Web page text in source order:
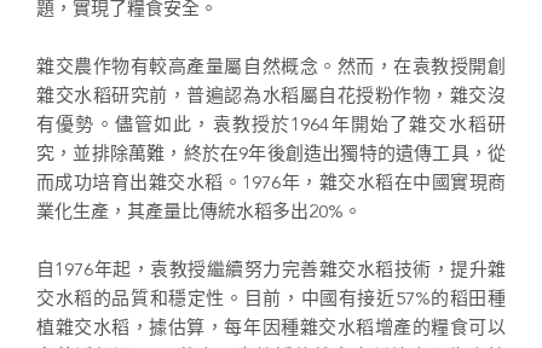
題，實現了糧食安全。
雜交農作物有較高產量屬自然概念。然而，在袁教授開創
雜交水稻研究前，普遍認為水稻屬自花授粉作物，雜交沒
有優勢。儘管如此，袁教授於1964年開始了雜交水稻研
究，並排除萬難，終於在9年後創造出獨特的遺傳工具，從
而成功培育出雜交水稻。1976年，雜交水稻在中國實現商
業化生產，其產量比傳統水稻多出20%。
自1976年起，袁教授繼續努力完善雜交水稻技術，提升雜
交水稻的品質和穩定性。目前，中國有接近57%的稻田種
植雜交水稻，據估算，每年因種雜交水稻增產的糧食可以